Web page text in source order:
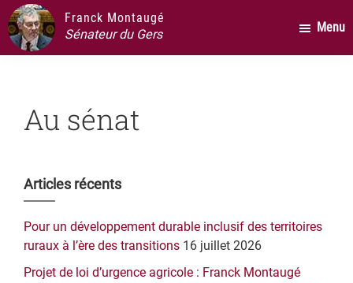
Passer
au
contenu
Passer
la
principale
Passer
au
pied
Franck Montaugé
Sénateur du Gers
Menu
Au sénat
Barre
latérale
principale
Articles récents
Pour un développement durable inclusif des territoires
ruraux à l’ère des transitions 16 juillet 2026
Projet de loi d’urgence agricole : Franck Montaugé